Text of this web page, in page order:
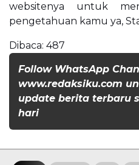
websitenya untuk
pengetahuan kamu ya,
Dibaca: 487
Follow WhatsApp
www.redaksiku.com
update berita terbaru
hari